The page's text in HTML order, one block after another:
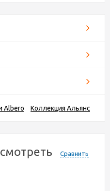
Albero Коллекция Альянс
Сравнить